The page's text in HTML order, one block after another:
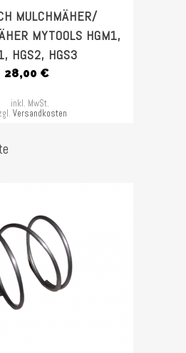
MULCHMÄHER/
MYTOOLS HGM1,
HGS2, HGS3
28,00 €
inkl. MwSt.
Versandkosten